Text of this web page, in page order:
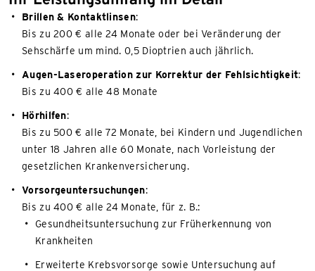
Brillen & Kontaktlinsen:
Bis zu 200 € alle 24 Monate oder bei Veränderung der
Sehschärfe um mind. 0,5 Dioptrien auch jährlich.
Augen-Laseroperation zur Korrektur der Fehlsichtigkeit:
Bis zu 400 € alle 48 Monate
Hörhilfen:
Bis zu 500 € alle 72 Monate, bei Kindern und Jugendlichen
unter 18 Jahren alle 60 Monate, nach Vorleistung der
gesetzlichen Krankenversicherung.
Vorsorgeuntersuchungen:
Bis zu 400 € alle 24 Monate, für z. B.:
Gesundheitsuntersuchung zur Früherkennung von
Krankheiten
Erweiterte Krebsvorsorge sowie Untersuchung auf